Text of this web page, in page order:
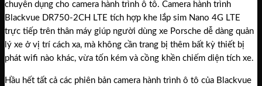
chuyên dụng cho camera hành trình ô tô. Camera hành trình
Blackvue DR750-2CH LTE tích hợp khe lắp sim Nano 4G LTE
trực tiếp trên thân máy giúp người dùng xe Porsche dễ dàng quản
lý xe ở vị trí cách xa, mà không cần trang bị thêm bất kỳ thiết bị
phát wifi nào khác, vừa tốn kém và cồng khền chiếm diện tích xe.
Hầu hết tất cả các phiên bản camera hành trình ô tô của Blackvue